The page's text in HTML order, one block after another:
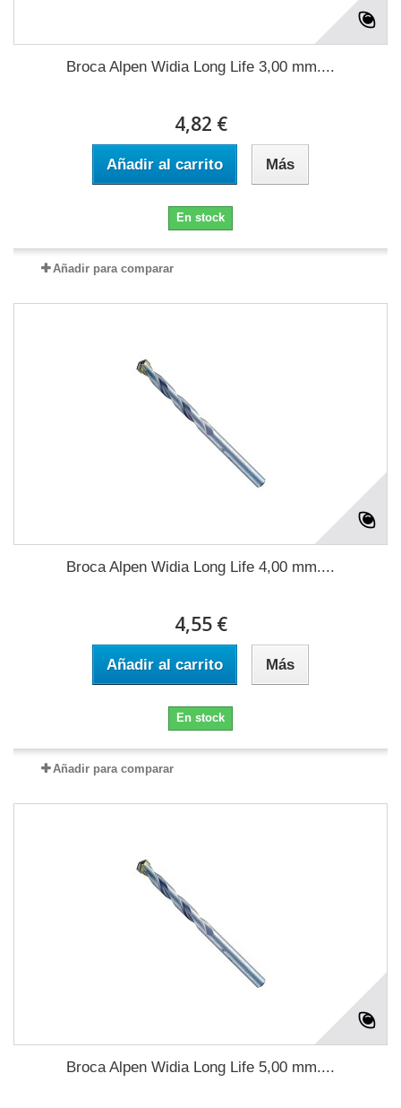
Broca Alpen Widia Long Life 3,00 mm....
4,82 €
Añadir al carrito Más
En stock
Añadir para comparar
Broca Alpen Widia Long Life 4,00 mm....
4,55 €
Añadir al carrito Más
En stock
Añadir para comparar
Broca Alpen Widia Long Life 5,00 mm....